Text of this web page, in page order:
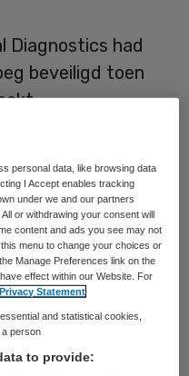
Diagnostics had
beveiligd toen
medische
vrouwen
het
personal data, like browsing data
I Accept enables tracking
under we and our partners
or withdrawing your consent will
content and ads you see may not
menu to change your choices or
Manage Preferences link on the
effect within our Website. For
Privacy Statement
and statistical cookies,
person
to provide: